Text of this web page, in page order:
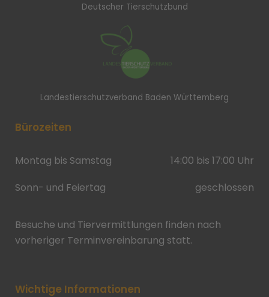
Deutscher Tierschutzbund
Landestierschutzverband Baden Württemberg
Bürozeiten
Montag bis Samstag
14:00 bis 17:00 Uhr
Sonn- und Feiertag
geschlossen
Besuche und Tiervermittlungen finden nach
vorheriger Terminvereinbarung statt.
Wichtige Informationen